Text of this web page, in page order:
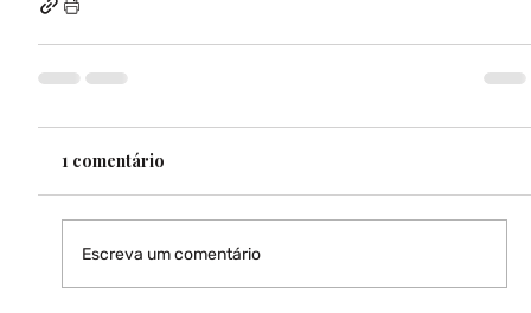
1 comentário
Escreva um comentário